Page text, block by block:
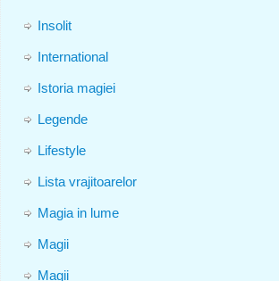
Insolit
International
Istoria magiei
Legende
Lifestyle
Lista vrajitoarelor
Magia in lume
Magii
Magii